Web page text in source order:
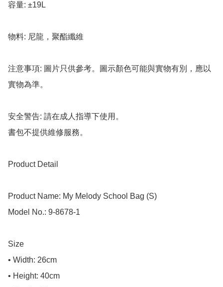
容量: ±19L
物料: 尼龍，聚酯纖維
注意事項: 圖片只供參考。圖示顏色可能與實物有別，應以
實物為準。
安全警告: 請在成人指導下使用。
書包不提供維修服務。
Product Detail
Product Name: My Melody School Bag (S)
Model No.: 9-8678-1
Size
• Width: 26cm
• Height: 40cm